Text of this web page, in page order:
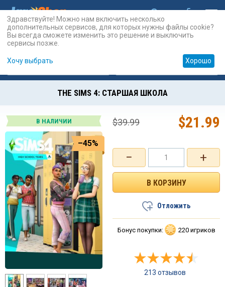
Карты Prepaid
THE SIMS 4: СТАРШАЯ ШКОЛА
В НАЛИЧИИ
–45%
+
−
$21.99
$39.99
Отложить
Бонус покупки: 220 игриков
213 отзывов
Здравствуйте! Можно нам включить несколько
дополнительных сервисов, для которых нужны файлы cookie?
Вы всегда сможете изменить это решение и выключить
сервисы позже.
Хочу выбрать Хорошо